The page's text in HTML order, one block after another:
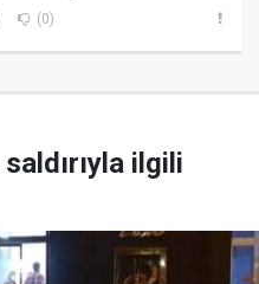
(0)
saldırıyla ilgili